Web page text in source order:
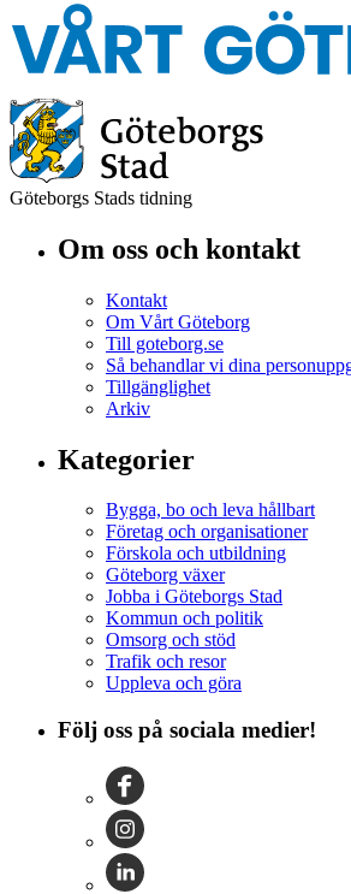
Göteborgs Stads tidning
Om oss och kontakt
Kontakt
Om Vårt Göteborg
Till goteborg.se
Så behandlar vi dina
Tillgänglighet
Arkiv
Kategorier
Bygga, bo och leva hållbart
Företag och organisationer
Förskola och utbildning
Göteborg växer
Jobba i Göteborgs Stad
Kommun och politik
Omsorg och stöd
Trafik och resor
Uppleva och göra
Följ oss på sociala medier!